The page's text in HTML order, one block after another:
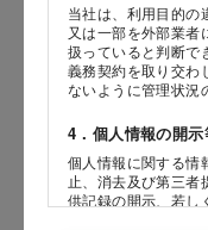
当社は、利用目的の
又は一部を外部業者
扱っていると判断で
義務契約を取り交わ
ないように管理状況
4．個人情報の開
個人情報に関する情
止、消去及び第三者
供記録の開示、若し
店舗サービスに関する
舗名』を記載いただけ
岳や末広がりを意味す
やつ時」という意味を込
。雄大な八ヶ岳山麓の自
れる、こだわりのスイー